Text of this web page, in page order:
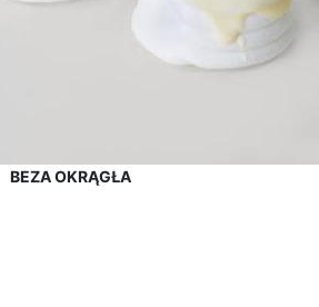
BEZA OKRĄGŁA